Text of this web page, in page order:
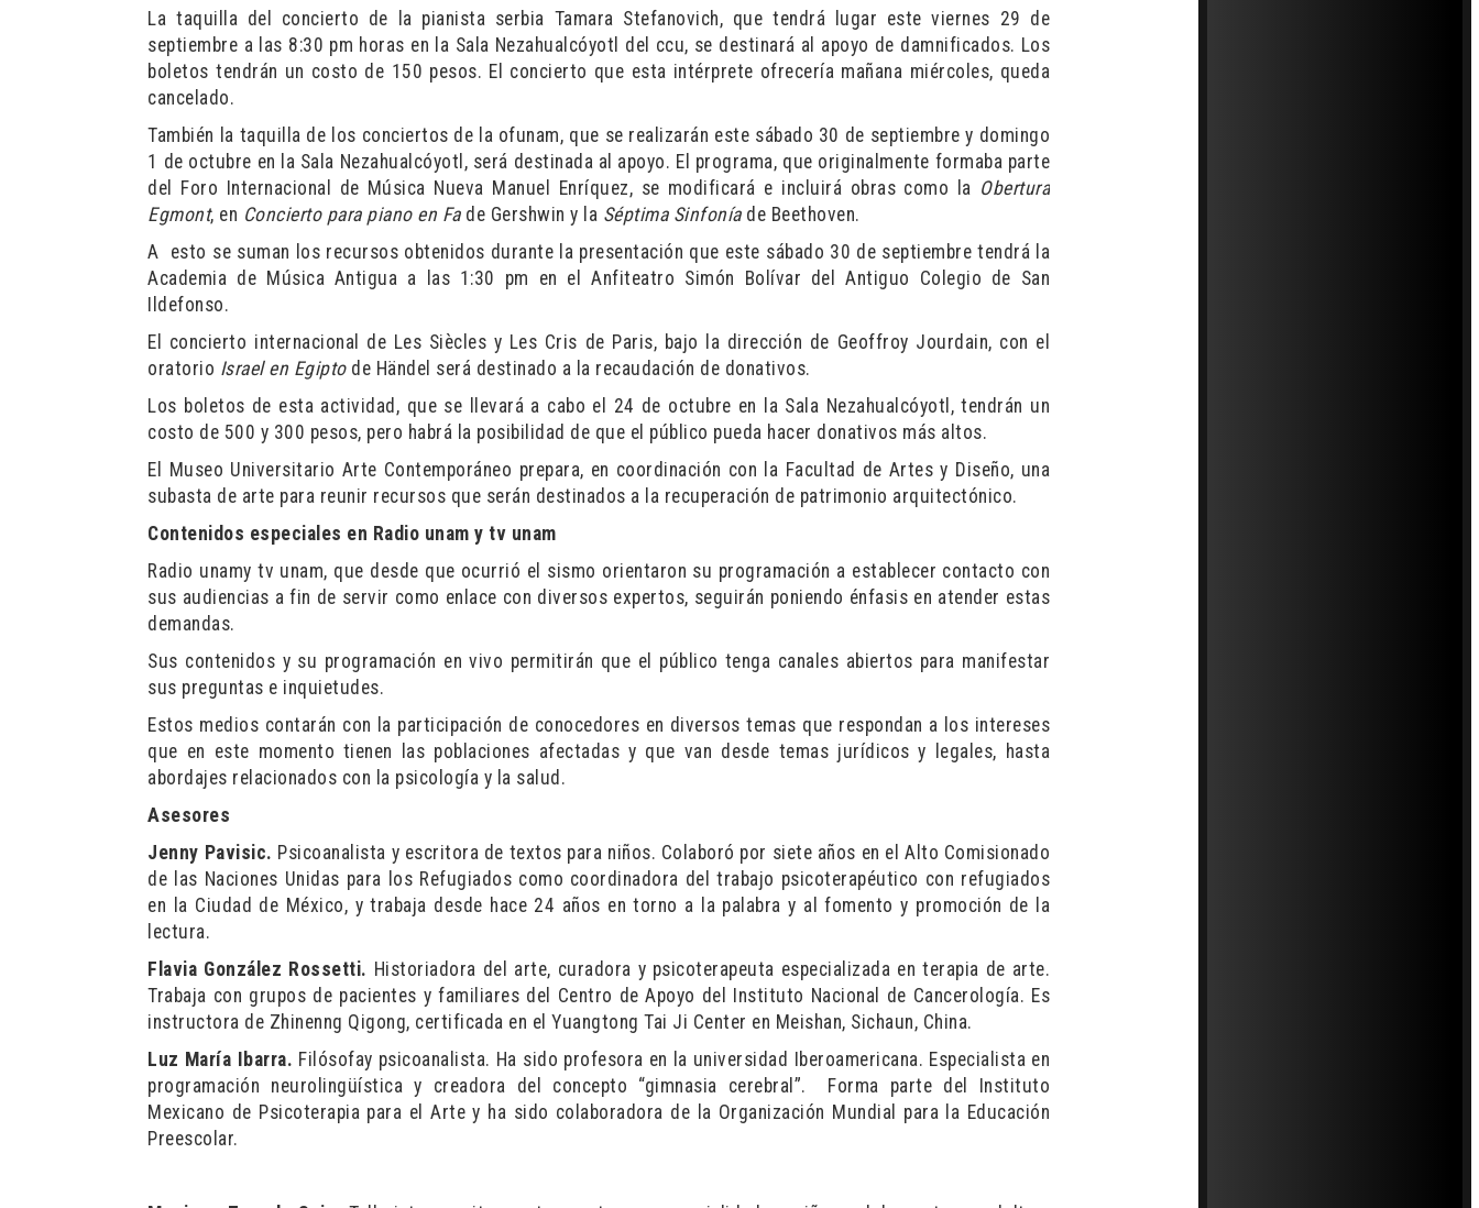
La taquilla del concierto de la pianista serbia Tamara Stefanovich, que tendrá lugar este viernes 29 de
septiembre a las 8:30 pm horas en la Sala Nezahualcóyotl del ccu, se destinará al apoyo de damnificados. Los
boletos tendrán un costo de 150 pesos. El concierto que esta intérprete ofrecería mañana miércoles, queda
cancelado.
También la taquilla de los conciertos de la ofunam, que se realizarán este sábado 30 de septiembre y domingo
1 de octubre en la Sala Nezahualcóyotl, será destinada al apoyo. El programa, que originalmente formaba parte
del Foro Internacional de Música Nueva Manuel Enríquez, se modificará e incluirá obras como la Obertura
Egmont, en Concierto para piano en Fa de Gershwin y la Séptima Sinfoníade Beethoven.
A esto se suman los recursos obtenidos durante la presentación que este sábado 30 de septiembre tendrá la
Academia de Música Antigua a las 1:30 pm en el Anfiteatro Simón Bolívar del Antiguo Colegio de San
Ildefonso.
El concierto internacional de Les Siècles y Les Cris de Paris, bajo la dirección de Geoffroy Jourdain, con el
oratorio Israel en Egiptode Händel será destinado a la recaudación de donativos.
Los boletos de esta actividad, que se llevará a cabo el 24 de octubre en la Sala Nezahualcóyotl, tendrán un
costo de 500 y 300 pesos, pero habrá la posibilidad de que el público pueda hacer donativos más altos.
El Museo Universitario Arte Contemporáneo prepara, en coordinación con la Facultad de Artes y Diseño, una
subasta de arte para reunir recursos que serán destinados a la recuperación de patrimonio arquitectónico.
Contenidos especiales en Radio unam y tv unam
Radio unamy tv unam, que desde que ocurrió el sismo orientaron su programación a establecer contacto con
sus audiencias a fin de servir como enlace con diversos expertos, seguirán poniendo énfasis en atender estas
demandas.
Sus contenidos y su programación en vivo permitirán que el público tenga canales abiertos para manifestar
sus preguntas e inquietudes.
Estos medios contarán con la participación de conocedores en diversos temas que respondan a los intereses
que en este momento tienen las poblaciones afectadas y que van desde temas jurídicos y legales, hasta
abordajes relacionados con la psicología y la salud.
Asesores
Jenny Pavisic. Psicoanalista y escritora de textos para niños. Colaboró por siete años en el Alto Comisionado
de las Naciones Unidas para los Refugiados como coordinadora del trabajo psicoterapéutico con refugiados
en la Ciudad de México, y trabaja desde hace 24 años en torno a la palabra y al fomento y promoción de la
lectura.
Flavia González Rossetti. Historiadora del arte, curadora y psicoterapeuta especializada en terapia de arte.
Trabaja con grupos de pacientes y familiares del Centro de Apoyo del Instituto Nacional de Cancerología. Es
instructora de Zhinenng Qigong, certificada en el Yuangtong Tai Ji Center en Meishan, Sichaun, China.
Luz María Ibarra. Filósofay psicoanalista. Ha sido profesora en la universidad Iberoamericana. Especialista en
programación neurolingüística y creadora del concepto “gimnasia cerebral”. Forma parte del Instituto
Mexicano de Psicoterapia para el Arte y ha sido colaboradora de la Organización Mundial para la Educación
Preescolar.